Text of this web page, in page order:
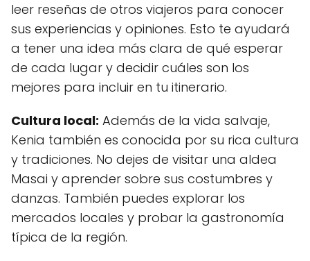
leer reseñas de otros viajeros para conocer
sus experiencias y opiniones. Esto te ayudará
a tener una idea más clara de qué esperar
de cada lugar y decidir cuáles son los
mejores para incluir en tu itinerario.
Cultura local: Además de la vida salvaje,
Kenia también es conocida por su rica cultura
y tradiciones. No dejes de visitar una aldea
Masai y aprender sobre sus costumbres y
danzas. También puedes explorar los
mercados locales y probar la gastronomía
típica de la región.